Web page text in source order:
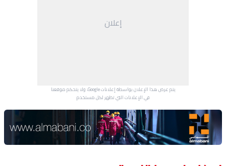
إعلان
يتم عرض هذا الإعلان بواسطة إعلانات Google، ولا يتحكم موقعنا
في الإعلانات التي تظهر لكل مستخدم.
Advertisement Section